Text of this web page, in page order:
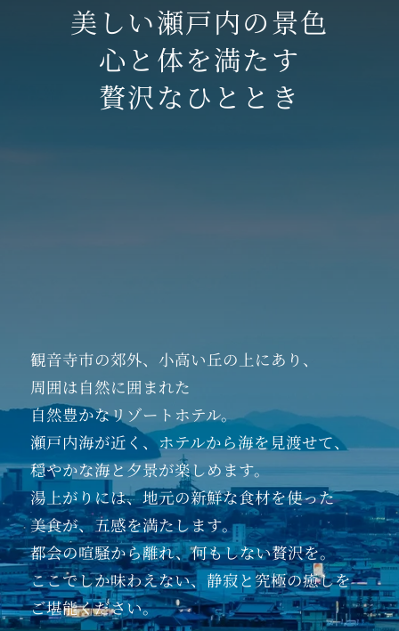
美しい瀬戸内の景色
心と体を満たす
贅沢なひととき
観音寺市の郊外、 小高い丘の上にあり、
周囲は自然に囲まれた
自然豊かなリゾートホテル。
瀬戸内海が近く、ホテルから海を見渡せて、
穏やかな海と夕景が楽しめます。
湯上がりには、地元の新鮮な食材を使った
美食が、五感を満たします。
都会の喧騒から離れ、何もしない贅沢を。
ここでしか味わえない、静寂と究極の癒しを
ご堪能ください。